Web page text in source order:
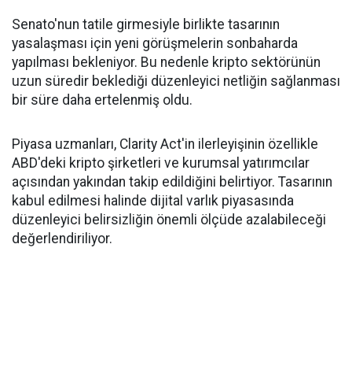
Senato'nun tatile girmesiyle birlikte tasarının
yasalaşması için yeni görüşmelerin sonbaharda
yapılması bekleniyor. Bu nedenle kripto sektörünün
uzun süredir beklediği düzenleyici netliğin sağlanması
bir süre daha ertelenmiş oldu.
Piyasa uzmanları, Clarity Act'in ilerleyişinin özellikle
ABD'deki kripto şirketleri ve kurumsal yatırımcılar
açısından yakından takip edildiğini belirtiyor. Tasarının
kabul edilmesi halinde dijital varlık piyasasında
düzenleyici belirsizliğin önemli ölçüde azalabileceği
değerlendiriliyor.